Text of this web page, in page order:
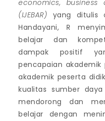
economics,
(IJEBAR) yang ditulis
Handayani, R
belajar dan
dampak positif
pencapaian akademik
akademik peserta
kualitas sumber
mendorong dan
belajar dengan